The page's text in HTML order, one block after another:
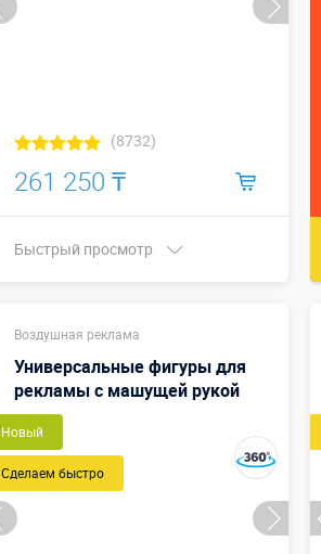
(8732)
261 250 ₸
Быстрый просмотр
Воздушная реклама
Универсальные фигуры для
рекламы с машущей рукой
Новый
Сделаем быстро